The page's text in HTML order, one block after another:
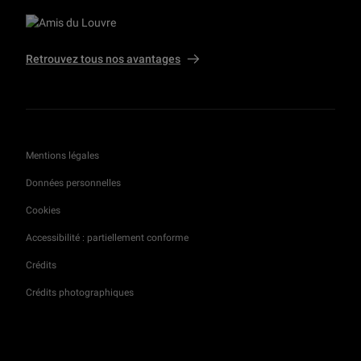
Retrouvez tous nos avantages
Mentions légales
Données personnelles
Cookies
Accessibilité : partiellement conforme
Crédits
Crédits photographiques